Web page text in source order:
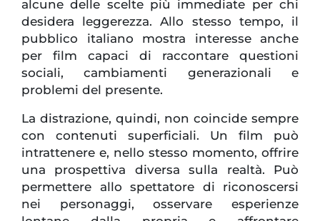
alcune delle scelte più immediate per chi
desidera leggerezza. Allo stesso tempo, il
pubblico italiano mostra interesse anche
per film capaci di raccontare questioni
sociali, cambiamenti generazionali e
problemi del presente.
La distrazione, quindi, non coincide sempre
con contenuti superficiali. Un film può
intrattenere e, nello stesso momento, offrire
una prospettiva diversa sulla realtà. Può
permettere allo spettatore di riconoscersi
nei personaggi, osservare esperienze